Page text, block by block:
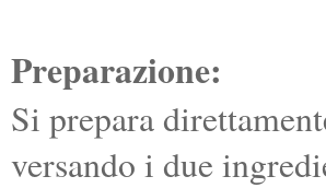
Preparazione:
Si prepara
versando i due